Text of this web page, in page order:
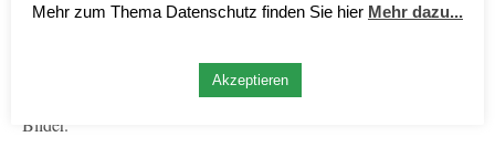
körperliche Empfindungen können diese Wirkung zusätzlich
im Konzept der „Internalisierung guter Objekte“, also der
Verankerung positiver Beziehungserfahrungen und innerer
Bilder.
Mehr zum Thema Datenschutz finden Sie hier Mehr dazu...
Akzeptieren